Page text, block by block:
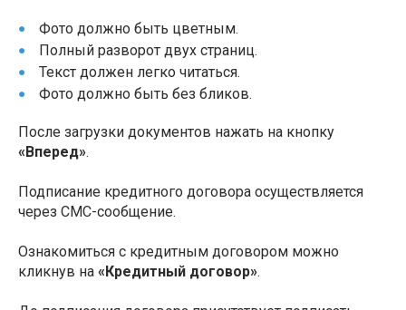
Фото должно быть цветным.
Полный разворот двух страниц.
Текст должен легко читаться.
Фото должно быть без бликов.
После загрузки документов нажать на кнопку
«Вперед».
Подписание кредитного договора осуществляется
через СМС-сообщение.
Ознакомиться с кредитным договором можно
кликнув на «Кредитный договор».